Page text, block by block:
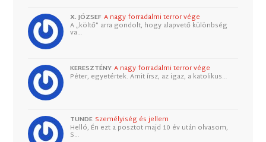
X. JÓZSEF A nagy forradalmi terror vége
A „költő” arra gondolt, hogy alapvető különbség
va…
KERESZTÉNY A nagy forradalmi terror vége
Péter, egyetértek. Amit írsz, az igaz, a katolikus…
TUNDE Személyiség és jellem
Helló, Én ezt a posztot majd 10 év után olvasom,
S…